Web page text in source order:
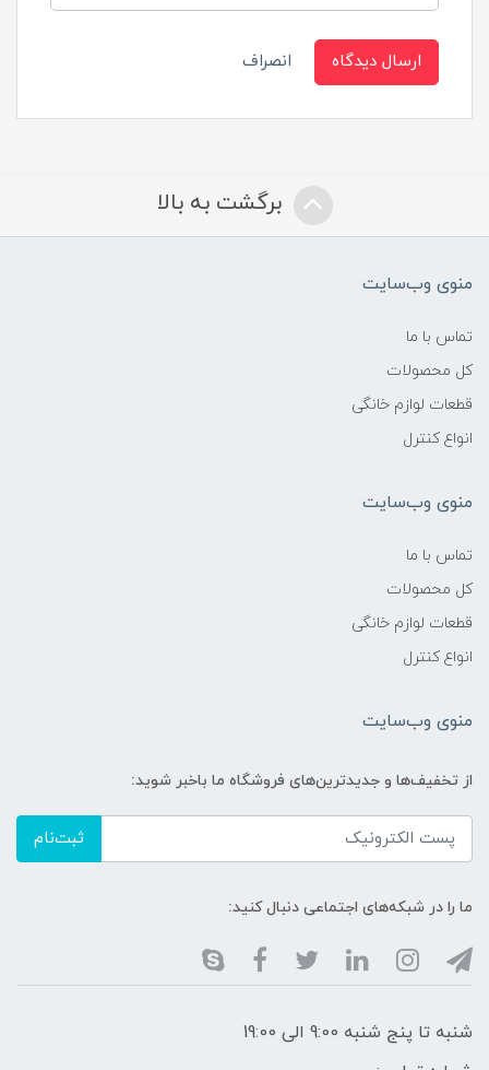
ارسال دیدگاه انصراف
برگشت به بالا
منوی وب‌سایت
تماس با ما
کل محصولات
قطعات لوازم خانگی
انواع کنترل
منوی وب‌سایت
تماس با ما
کل محصولات
قطعات لوازم خانگی
انواع کنترل
منوی وب‌سایت
از تخفیف‌ها و جدیدترین‌های فروشگاه ما باخبر شوید:
ثبت‌نام
ما را در شبکه‌های اجتماعی دنبال کنید:
شنبه تا پنج شنبه 9:00 الی 19:00